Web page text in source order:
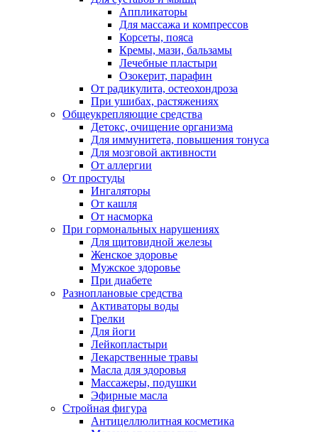
Аппликаторы
Для массажа и компрессов
Корсеты, пояса
Кремы, мази, бальзамы
Лечебные пластыри
Озокерит, парафин
От радикулита, остеохондроза
При ушибах, растяжениях
Общеукрепляющие средства
Детокс, очищение организма
Для иммунитета, повышения тонуса
Для мозговой активности
От аллергии
От простуды
Ингаляторы
От кашля
От насморка
При гормональных нарушениях
Для щитовидной железы
Женское здоровье
Мужское здоровье
При диабете
Разноплановые средства
Активаторы воды
Грелки
Для йоги
Лейкопластыри
Лекарственные травы
Масла для здоровья
Массажеры, подушки
Эфирные масла
Стройная фигура
Антицеллюлитная косметика